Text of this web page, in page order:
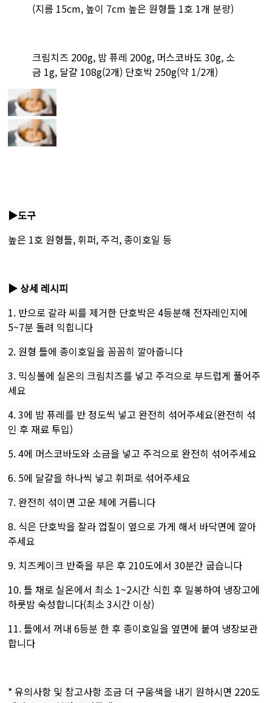
(지름 15cm, 높이 7cm 높은 원형틀 1호 1개 분량)
크림치즈 200g, 밤 퓨레 200g, 머스코바도 30g, 소
금 1g, 달걀 108g(2개) 단호박 250g(약 1/2개)
▶도구
높은 1호 원형틀, 휘퍼, 주걱, 종이호일 등
▶ 상세 레시피
1. 반으로 갈라 씨를 제거한 단호박은 4등분해 전자레인지에
5~7분 돌려 익힙니다
2. 원형 틀에 종이호일을 꼼꼼히 깔아줍니다
3. 믹싱볼에 실온의 크림치즈를 넣고 주걱으로 부드럽게 풀어주
세요
4. 3에 밤 퓨레를 반 정도씩 넣고 완전히 섞어주세요(완전히 섞
인 후 재료 투입)
5. 4에 머스코바도와 소금을 넣고 주걱으로 완전히 섞어주세요
6. 5에 달걀을 하나씩 넣고 휘퍼로 섞어주세요
7. 완전히 섞이면 고운 체에 거릅니다
8. 식은 단호박을 잘라 껍질이 옆으로 가게 해서 바닥면에 깔아
주세요
9. 치즈케이크 반죽을 부은 후 210도에서 30분간 굽습니다
10. 틀 채로 실온에서 최소 1~2시간 식힌 후 밀봉하여 냉장고에
하룻밤 숙성합니다(최소 3시간 이상)
11. 틀에서 꺼내 6등분 한 후 종이호일을 옆면에 붙여 냉장보관
합니다
* 유의사항 및 참고사항 조금 더 구움색을 내기 원하시면 220도